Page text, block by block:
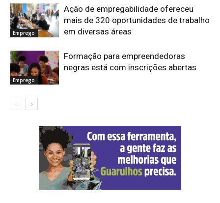
Emprego
Ação de empregabilidade ofereceu
mais de 320 oportunidades de trabalho
em diversas áreas
Emprego
Formação para empreendedoras
negras está com inscrições abertas